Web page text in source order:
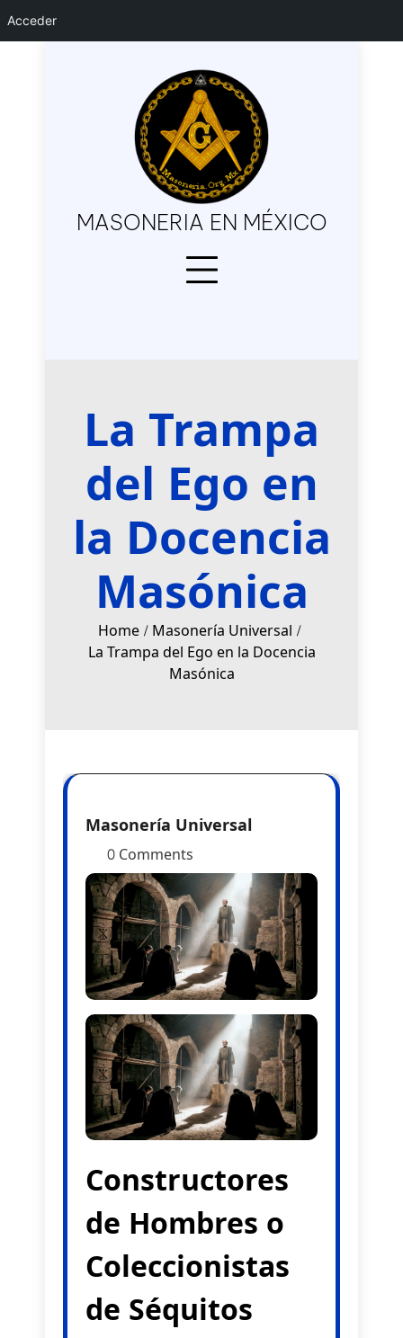
Acceder
MASONERIA EN MÉXICO
La Trampa
del Ego en
la Docencia
Masónica
Home Masonería Universal
La Trampa del Ego en la Docencia
Masónica
Masonería Universal
0 Comments
Constructores
de Hombres o
Coleccionistas
de Séquitos